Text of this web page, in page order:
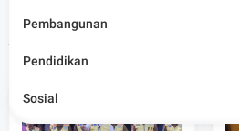
Artikel Terkait
Pembangunan
Pendidikan
Sosial